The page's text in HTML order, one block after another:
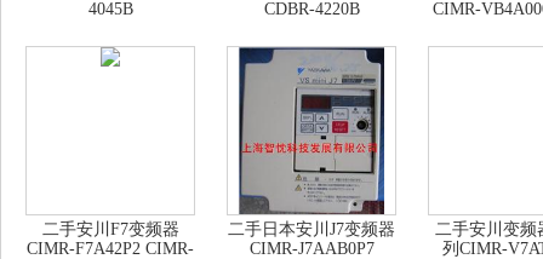
4045B
CDBR-4220B
CIMR-
二手安川F7变频器
CIMR-F7A42P2 CIMR-
二手日本安川J7变频器
CIMR-J7AAB0P7
二手安川变频
列CIMR-